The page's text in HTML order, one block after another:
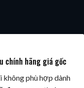
SELLING RED WINES
chính hãng giá gốc
phù hợp dành